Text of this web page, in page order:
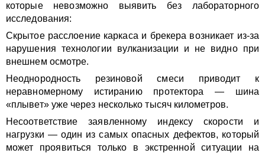
которые невозможно выявить без лабораторного
исследования:
Скрытое расслоение каркаса и брекера возникает из-за
нарушения технологии вулканизации и не видно при
внешнем осмотре.
Неоднородность резиновой смеси приводит к
неравномерному истиранию протектора — шина
«плывет» уже через несколько тысяч километров.
Несоответствие заявленному индексу скорости и
нагрузки — один из самых опасных дефектов, который
может проявиться только в экстренной ситуации на